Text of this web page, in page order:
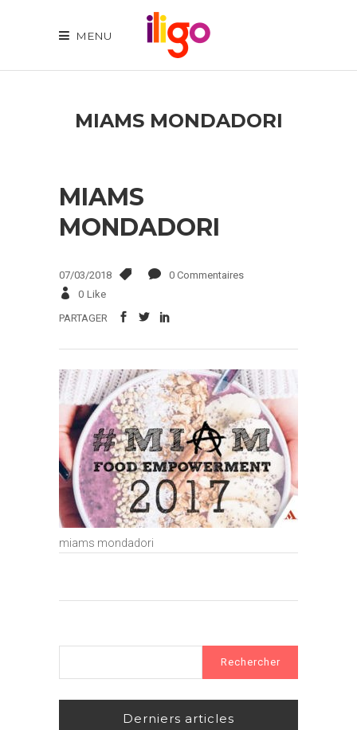
MENU
MIAMS MONDADORI
MIAMS
MONDADORI
07/03/2018
0 Commentaires
0 Like
PARTAGER
miams mondadori
Derniers articles